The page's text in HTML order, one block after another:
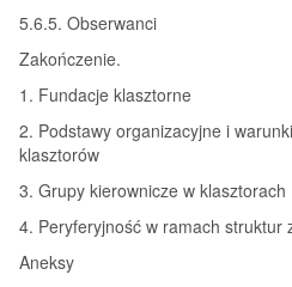
5.6.5. Obserwanci
Zakończenie.
1. Fundacje klasztorne
2. Podstawy organizacyjne i
klasztorów
3. Grupy kierownicze w klasztorach
4. Peryferyjność w ramach struktur
Aneksy